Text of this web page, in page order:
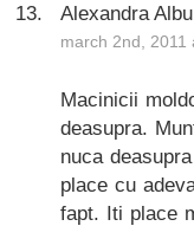
Alexandra Albu
march 2nd, 2011
Macinicii
deasupra.
nuca
place cu
fapt. Iti place